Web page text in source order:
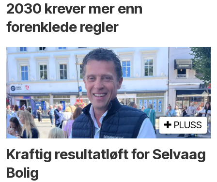
2030 krever mer enn
forenklede regler
PLUSS
Kraftig resultatløft for Selvaag
Bolig